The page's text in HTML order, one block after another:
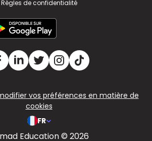
Règles de confidentialité
vos préférences en matière de
cookies
FR
Education © 2026